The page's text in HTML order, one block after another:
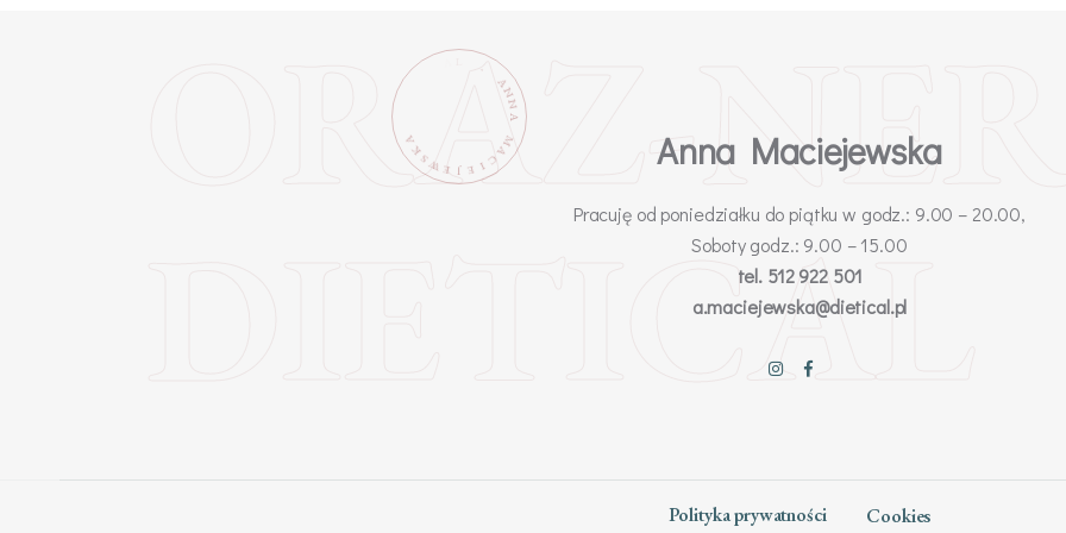
ORAZ-
DIETICAL
M
A
C
I
E
J
E
W
S
K
A Anna Maciejewska
Pracuję od poniedziałku do piątku w godz.: 9.00 – 20.00,
Soboty godz.: 9.00 – 15.00
tel. 512 922 501
a.maciejewska@dietical.pl
Polityka prywatności Cookies